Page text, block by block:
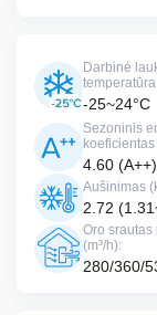
Darbinė
-25~24°C
Sezoninis
4.60 (A++)
Aušinimas
2.72
Oro srautas
(m³/h):
280/360/